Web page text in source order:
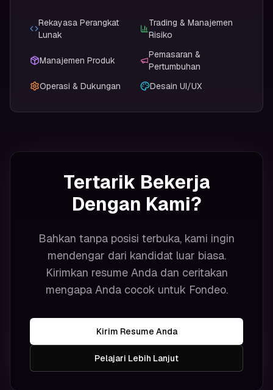
Rekayasa Perangkat
Lunak
Trading & Manajemen
Risiko
Manajemen Produk
Pemasaran &
Pertumbuhan
Operasi & Dukungan
Desain UI/UX
Tertarik Bekerja
Dengan Kami?
Bahkan tanpa posisi terbuka, kami ingin
mendengar dari kandidat luar biasa.
Kirimkan resume Anda dan ceritakan
mengapa Anda cocok untuk Fondeo.
Kirim Resume Anda
Pelajari Lebih Lanjut